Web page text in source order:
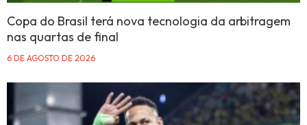
Copa do Brasil terá nova tecnologia da arbitragem
nas quartas de final
6 DE AGOSTO DE 2026